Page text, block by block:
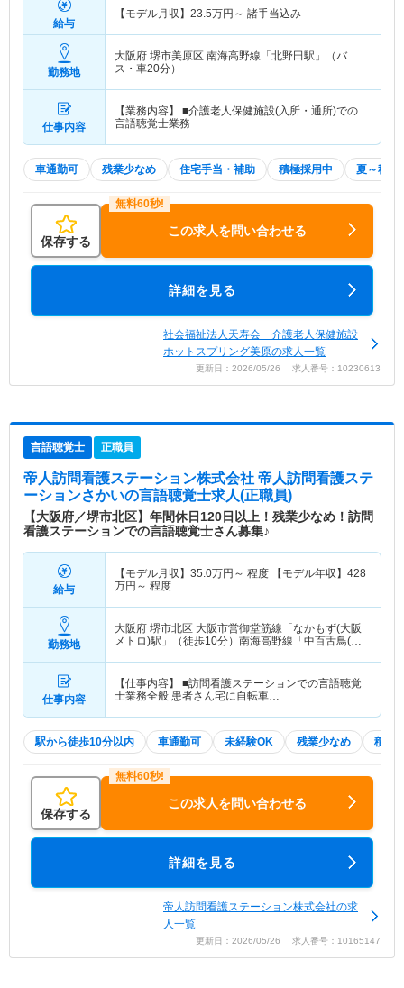
給与
【モデル月収】 23.5万円～ 諸手当込み
勤務地
大阪府 堺市美原区 南海高野線「北野田駅」（バ
ス・車20分）
仕事内容
【業務内容】 ■介護老人保健施設(入所・通所)での
言語聴覚士業務
車通勤可 残業少なめ 住宅手当・補助 積極採用中 夏～秋入
保存する
この求人を問い合わせる
詳細を見る
社会福祉法人天寿会 介護老人保健施設
ホットスプリング美原の求人一覧
更新日：2026/05/26 求人番号：10230613
言語聴覚士 正職員
帝人訪問看護ステーション株式会社 帝人訪問看護ステ
ーションさかいの言語聴覚士求人(正職員)
【大阪府／堺市北区】年間休日120日以上！残業少なめ！訪問
看護ステーションでの言語聴覚士さん募集♪
給与
【モデル月収】 35.0万円～ 程度 【モデル年収】 428
万円～ 程度
勤務地
大阪府 堺市北区 大阪市営御堂筋線「なかもず(大阪
メトロ)駅」（徒歩10分）南海高野線「中百舌鳥(南
仕事内容
【仕事内容】 ■訪問看護ステーションでの言語聴覚
士業務全般 患者さん宅に自転車…
駅から徒歩10分以内 車通勤可 未経験OK 残業少なめ 積極
保存する
この求人を問い合わせる
詳細を見る
帝人訪問看護ステーション株式会社の求
人一覧
更新日：2026/05/26 求人番号：10165147